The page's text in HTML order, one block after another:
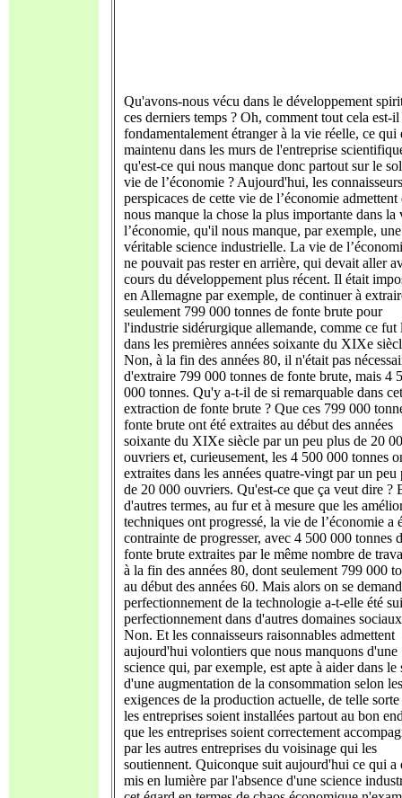
Qu'avons-nous vécu dans le développement
ces derniers temps ? Oh, comment tout cela est-il
fondamentalement étranger à la vie réelle, ce qui
maintenu dans les murs de l'entreprise
qu'est-ce qui nous manque donc partout sur le
vie de l’économie ? Aujourd'hui, les connaisseurs
perspicaces de cette vie de l’économie
nous manque la chose la plus importante dans la
l’économie, qu'il nous manque, par exemple, une
véritable science industrielle. La vie de
ne pouvait pas rester en arrière, qui devait aller
cours du développement plus récent. Il était
en Allemagne par exemple, de continuer à
seulement 799 000 tonnes de fonte brute pour
l'industrie sidérurgique allemande, comme ce fut
dans les premières années soixante du XIXe
Non, à la fin des années 80, il n'était pas
d'extraire 799 000 tonnes de fonte brute, mais 4
000 tonnes. Qu'y a-t-il de si remarquable dans
extraction de fonte brute ? Que ces 799 000
fonte brute ont été extraites au début des années
soixante du XIXe siècle par un peu plus de 20
ouvriers et, curieusement, les 4 500 000 tonnes
extraites dans les années quatre-vingt par un peu
de 20 000 ouvriers. Qu'est-ce que ça veut dire ?
d'autres termes, au fur et à mesure que les
techniques ont progressé, la vie de l’économie a
contrainte de progresser, avec 4 500 000 tonnes
fonte brute extraites par le même nombre de
à la fin des années 80, dont seulement 799 000
au début des années 60. Mais alors on se
perfectionnement de la technologie a-t-elle été
perfectionnement dans d'autres domaines
Non. Et les connaisseurs raisonnables admettent
aujourd'hui volontiers que nous manquons d'une
science qui, par exemple, est apte à aider dans le
d'une augmentation de la consommation selon les
exigences de la production actuelle, de telle sorte
les entreprises soient installées partout au bon
que les entreprises soient correctement
par les autres entreprises du voisinage qui les
soutiennent. Quiconque suit aujourd'hui ce qui a
mis en lumière par l'absence d'une science